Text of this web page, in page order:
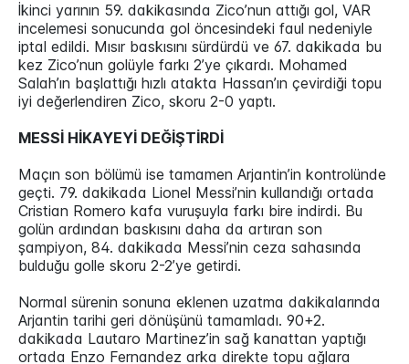
İkinci yarının 59. dakikasında Zico’nun attığı gol, VAR
incelemesi sonucunda gol öncesindeki faul nedeniyle
iptal edildi. Mısır baskısını sürdürdü ve 67. dakikada bu
kez Zico’nun golüyle farkı 2’ye çıkardı. Mohamed
Salah’ın başlattığı hızlı atakta Hassan’ın çevirdiği topu
iyi değerlendiren Zico, skoru 2-0 yaptı.
MESSİ HİKAYEYİ DEĞİŞTİRDİ
Maçın son bölümü ise tamamen Arjantin’in kontrolünde
geçti. 79. dakikada Lionel Messi’nin kullandığı ortada
Cristian Romero kafa vuruşuyla farkı bire indirdi. Bu
golün ardından baskısını daha da artıran son
şampiyon, 84. dakikada Messi’nin ceza sahasında
bulduğu golle skoru 2-2’ye getirdi.
Normal sürenin sonuna eklenen uzatma dakikalarında
Arjantin tarihi geri dönüşünü tamamladı. 90+2.
dakikada Lautaro Martinez’in sağ kanattan yaptığı
ortada Enzo Fernandez arka direkte topu ağlara